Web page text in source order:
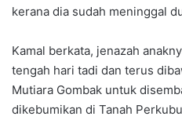
kerana dia sudah meninggal
Kamal berkata, jenazah
tengah hari tadi dan terus
Mutiara Gombak untuk
dikebumikan di Tanah